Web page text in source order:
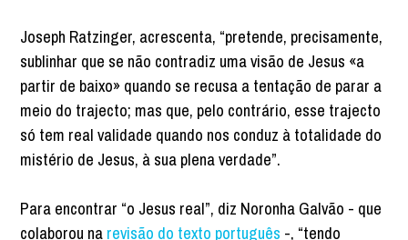
Joseph Ratzinger, acrescenta, “pretende, precisamente,
sublinhar que se não contradiz uma visão de Jesus «a
partir de baixo» quando se recusa a tentação de parar a
meio do trajecto; mas que, pelo contrário, esse trajecto
só tem real validade quando nos conduz à totalidade do
mistério de Jesus, à sua plena verdade”.
Para encontrar “o Jesus real”, diz Noronha Galvão - que
colaborou na revisão do texto português -, “tendo